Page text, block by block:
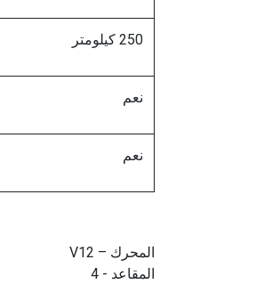
250 كيلومتر
نعم
نعم
المحرك – V12
المقاعد - 4